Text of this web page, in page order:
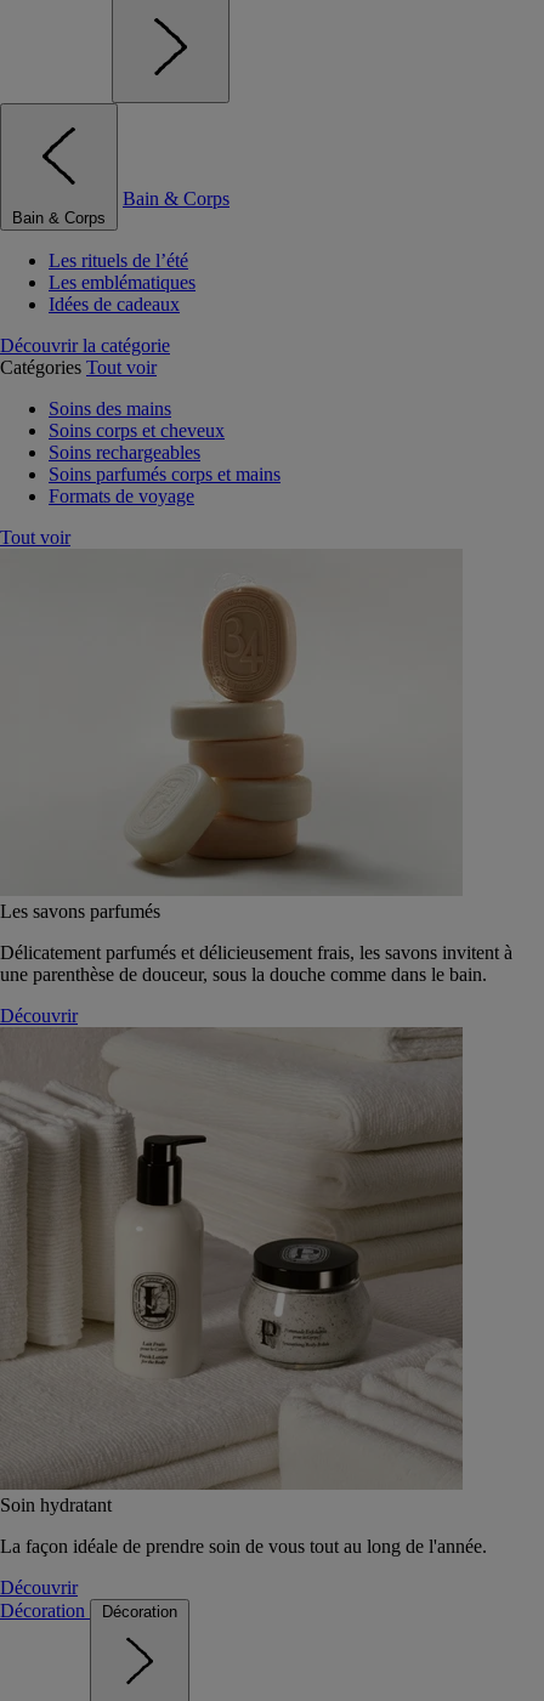
Bain & Corps
Bain & Corps
Les rituels de l’été
Les emblématiques
Idées de cadeaux
Découvrir la catégorie
Catégories Tout voir
Soins des mains
Soins corps et cheveux
Soins rechargeables
Soins parfumés corps et mains
Formats de voyage
Tout voir
Les savons parfumés
Délicatement parfumés et délicieusement frais, les savons invitent à
une parenthèse de douceur, sous la douche comme dans le bain.
Découvrir
Soin hydratant
La façon idéale de prendre soin de vous tout au long de l'année.
Découvrir
Décoration
Décoration